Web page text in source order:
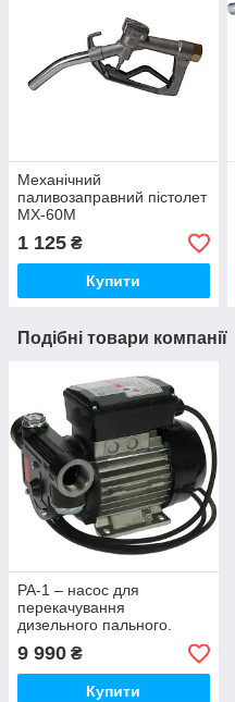
Механічний
паливозаправний пістолет
MX-60М
1 125 ₴
Купити
Подібні товари компанії
PA-1 – насос для
перекачування
дизельного пального.
Продуктивність насоса 70
л/хв.
9 990 ₴
Купити